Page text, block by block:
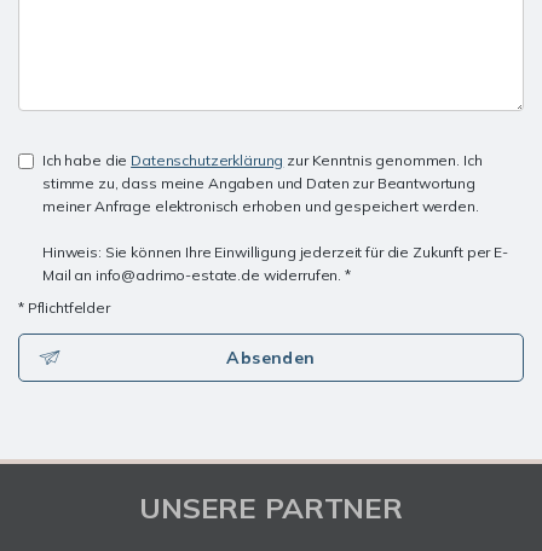
Ich habe die Datenschutzerklärung zur Kenntnis genommen. Ich
stimme zu, dass meine Angaben und Daten zur Beantwortung
meiner Anfrage elektronisch erhoben und gespeichert werden.
Hinweis: Sie können Ihre Einwilligung jederzeit für die Zukunft per E-
Mail an info@adrimo-estate.de widerrufen. *
* Pflichtfelder
Absenden
UNSERE PARTNER